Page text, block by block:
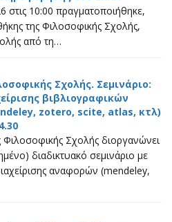
στις 10:00 πραγματοποιήθηκε,
της Φιλοσοφικής Σχολής,
από τη…
Σχολής. Σεμινάριο:
βιβλιογραφικών
zotero, scite, atlas, κτλ)
Φιλοσοφικής Σχολής διοργανώνει
διαδικτυακό σεμινάριο με
αναφορών (mendeley,